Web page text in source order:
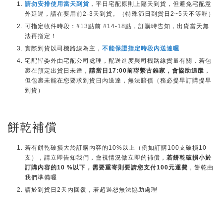
請勿安排使用當天到貨 ，平日宅配原則上隔天到貨，但避免宅配意
外延遲，請在要用前2-3天到貨。（特殊節日到貨日2~5天不等喔）
可指定收件時段：#13點前 #14-18點，訂購時告知，出貨當天無
法再指定！
實際到貨以司機路線為主， 不能保證指定時段內送達喔
宅配皆委外由宅配公司處理，配送進度與司機路線貨量有關，若包
裹在預定出貨日未達， 請當日17:00前聯繫古錐家，會協助追蹤 ，
但包裹未能在您要求到貨日內送達，無法賠償（務必提早訂購提早
到貨）
餅乾補償
若有餅乾破損大於訂購內容的10%以上（例如訂購100支破損10
支），請立即告知我們，會視情況做立即的補償， 若餅乾破損小於
訂購內容的10 %以下，需要重寄則要請您支付100元運費 ，餅乾由
我們準備喔
請於到貨日2天內回覆，若超過恕無法協助處理